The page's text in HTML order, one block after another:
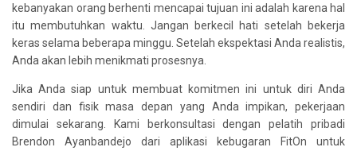
kebanyakan orang berhenti mencapai tujuan ini adalah karena hal
itu membutuhkan waktu. Jangan berkecil hati setelah bekerja
keras selama beberapa minggu. Setelah ekspektasi Anda realistis,
Anda akan lebih menikmati prosesnya.
Jika Anda siap untuk membuat komitmen ini untuk diri Anda
sendiri dan fisik masa depan yang Anda impikan, pekerjaan
dimulai sekarang. Kami berkonsultasi dengan pelatih pribadi
Brendon Ayanbandejo dari aplikasi kebugaran FitOn untuk